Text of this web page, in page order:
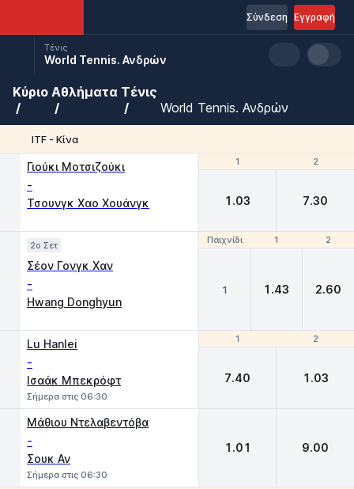
Εγγραφή
Σύνδεση
Τένις
World Tennis. Ανδρών
Κύριο Αθλήματα Τένις
World Tennis. Ανδρών
ITF - Κίνα
1 2
Γιούκι Μοτσιζούκι
-
Τσουνγκ Χαο Χουάνγκ
1 2
1.03 7.30
Παιχνίδι 1 2
2o Σετ
Σέον Γονγκ Χαν
-
Hwang Donghyun
Παιχνίδι 1 2
1 1.43 2.60
1 2
Lu Hanlei
-
Ισαάκ Μπεκρόφτ
Σήμερα στις 06:30
1 2
7.40 1.03
Μάθιου Ντελαβεντόβα
-
Σουκ Αν
Σήμερα στις 06:30
1.01 9.00